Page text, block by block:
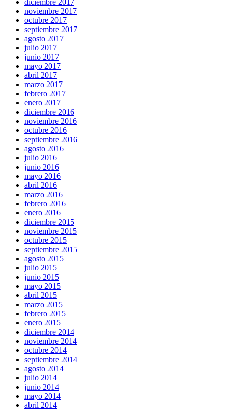
diciembre 2017
noviembre 2017
octubre 2017
septiembre 2017
agosto 2017
julio 2017
junio 2017
mayo 2017
abril 2017
marzo 2017
febrero 2017
enero 2017
diciembre 2016
noviembre 2016
octubre 2016
septiembre 2016
agosto 2016
julio 2016
junio 2016
mayo 2016
abril 2016
marzo 2016
febrero 2016
enero 2016
diciembre 2015
noviembre 2015
octubre 2015
septiembre 2015
agosto 2015
julio 2015
junio 2015
mayo 2015
abril 2015
marzo 2015
febrero 2015
enero 2015
diciembre 2014
noviembre 2014
octubre 2014
septiembre 2014
agosto 2014
julio 2014
junio 2014
mayo 2014
abril 2014